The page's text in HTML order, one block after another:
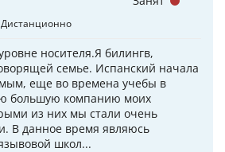
Дистанционно
носителя.Я билингв,
семье. Испанский начала
еще во времена учебы в
большую компанию моих
из них мы стали очень
В данное время являюсь
школ...